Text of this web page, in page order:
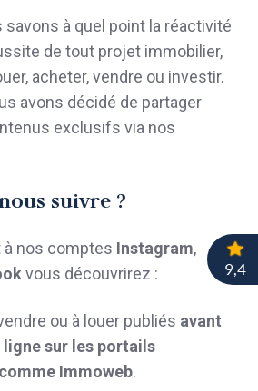
savons à quel point la réactivité
de tout projet immobilier,
acheter, vendre ou investir.
avons décidé de partager
exclusifs via nos
suivre ?
à nos comptes Instagram,
vous découvrirez :
ou à louer publiés avant
ligne sur les portails
Immoweb.